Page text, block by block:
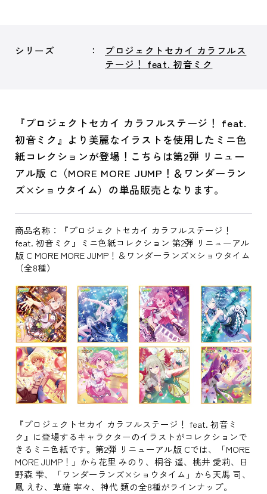
シリーズ
プロジェクトセカイ カラフルス
テージ！ feat. 初音ミク
『プロジェクトセカイ カラフルステージ！ feat.
初音ミク』より美麗なイラストを使用したミニ色
紙コレクションが登場！こちらは第2弾 リニュー
アル版 C（MORE MORE JUMP！＆ワンダーラン
ズ×ショウタイム）の単品販売となります。
商品名称：『プロジェクトセカイ カラフルステージ！
feat. 初音ミク』ミニ色紙コレクション 第2弾 リニューアル
版 C MORE MORE JUMP！＆ワンダーランズ×ショウタイム
（全8種）
『プロジェクトセカイ カラフルステージ！ feat. 初音ミ
ク』に登場するキャラクターのイラストがコレクションで
きるミニ色紙です。第2弾 リニューアル版 Cでは、「MORE
MORE JUMP！」から花里 みのり、桐谷 遥、桃井 愛莉、日
野森 雫、「ワンダーランズ×ショウタイム」から天馬 司、
鳳 えむ、草薙 寧々、神代 類の全8種がラインナップ。